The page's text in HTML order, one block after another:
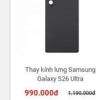
Thay kính lưng Samsung
Galaxy S26 Ultra
990.000đ 1.190.000đ